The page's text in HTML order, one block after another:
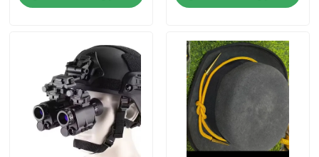
سترة عسكرية تكتيكية مضادة للرصاص
خوذة البالستية التكتيكية